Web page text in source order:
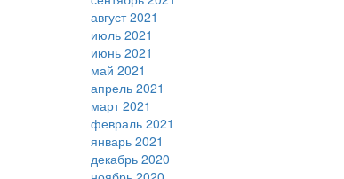
август 2021
июль 2021
июнь 2021
май 2021
апрель 2021
март 2021
февраль 2021
январь 2021
декабрь 2020